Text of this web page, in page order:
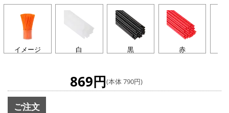
イメージ 白 黒 赤
869円(本体 790円)
ご注文